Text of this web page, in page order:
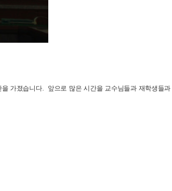
가졌습니다. 앞으로 많은 시간을 교수님들과 재학생들